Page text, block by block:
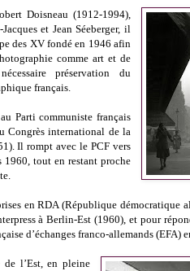
Doisneau (1912-1994),
et Jean Séeberger, il
des XV fondé en 1946 afin
comme art et de
préservation du
français.
Parti communiste français
Congrès international de la
Il rompt avec le PCF vers
1960, tout en restant proche
en RDA (République démocratique
à Berlin-Est (1960), et pour
d’échanges franco-allemands (EFA)
de l’Est, en pleine